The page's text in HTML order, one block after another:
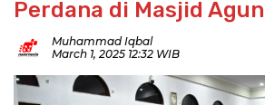
Perdana di Masjid
Muhammad Iqbal
March 1, 2025 12:32 WIB